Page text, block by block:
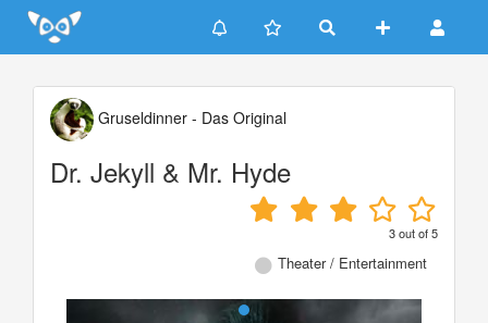
Update cookies preferences
Gruseldinner - Das Original
Dr. Jekyll & Mr. Hyde
3out of5
Theater / Entertainment